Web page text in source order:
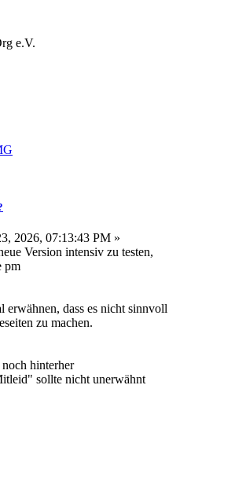
e.V.
2026, 07:13:43 PM »
Version intensiv zu testen,
pm
dass es nicht sinnvoll
zu machen.
hinterher
sollte nicht unerwähnt